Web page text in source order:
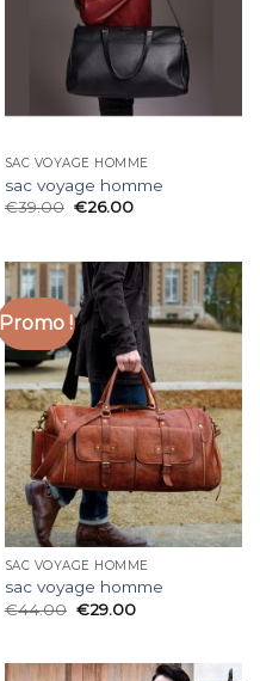
SAC VOYAGE HOMME
sac voyage homme
€39.00 €26.00
Promo !
SAC VOYAGE HOMME
sac voyage homme
€44.00 €29.00